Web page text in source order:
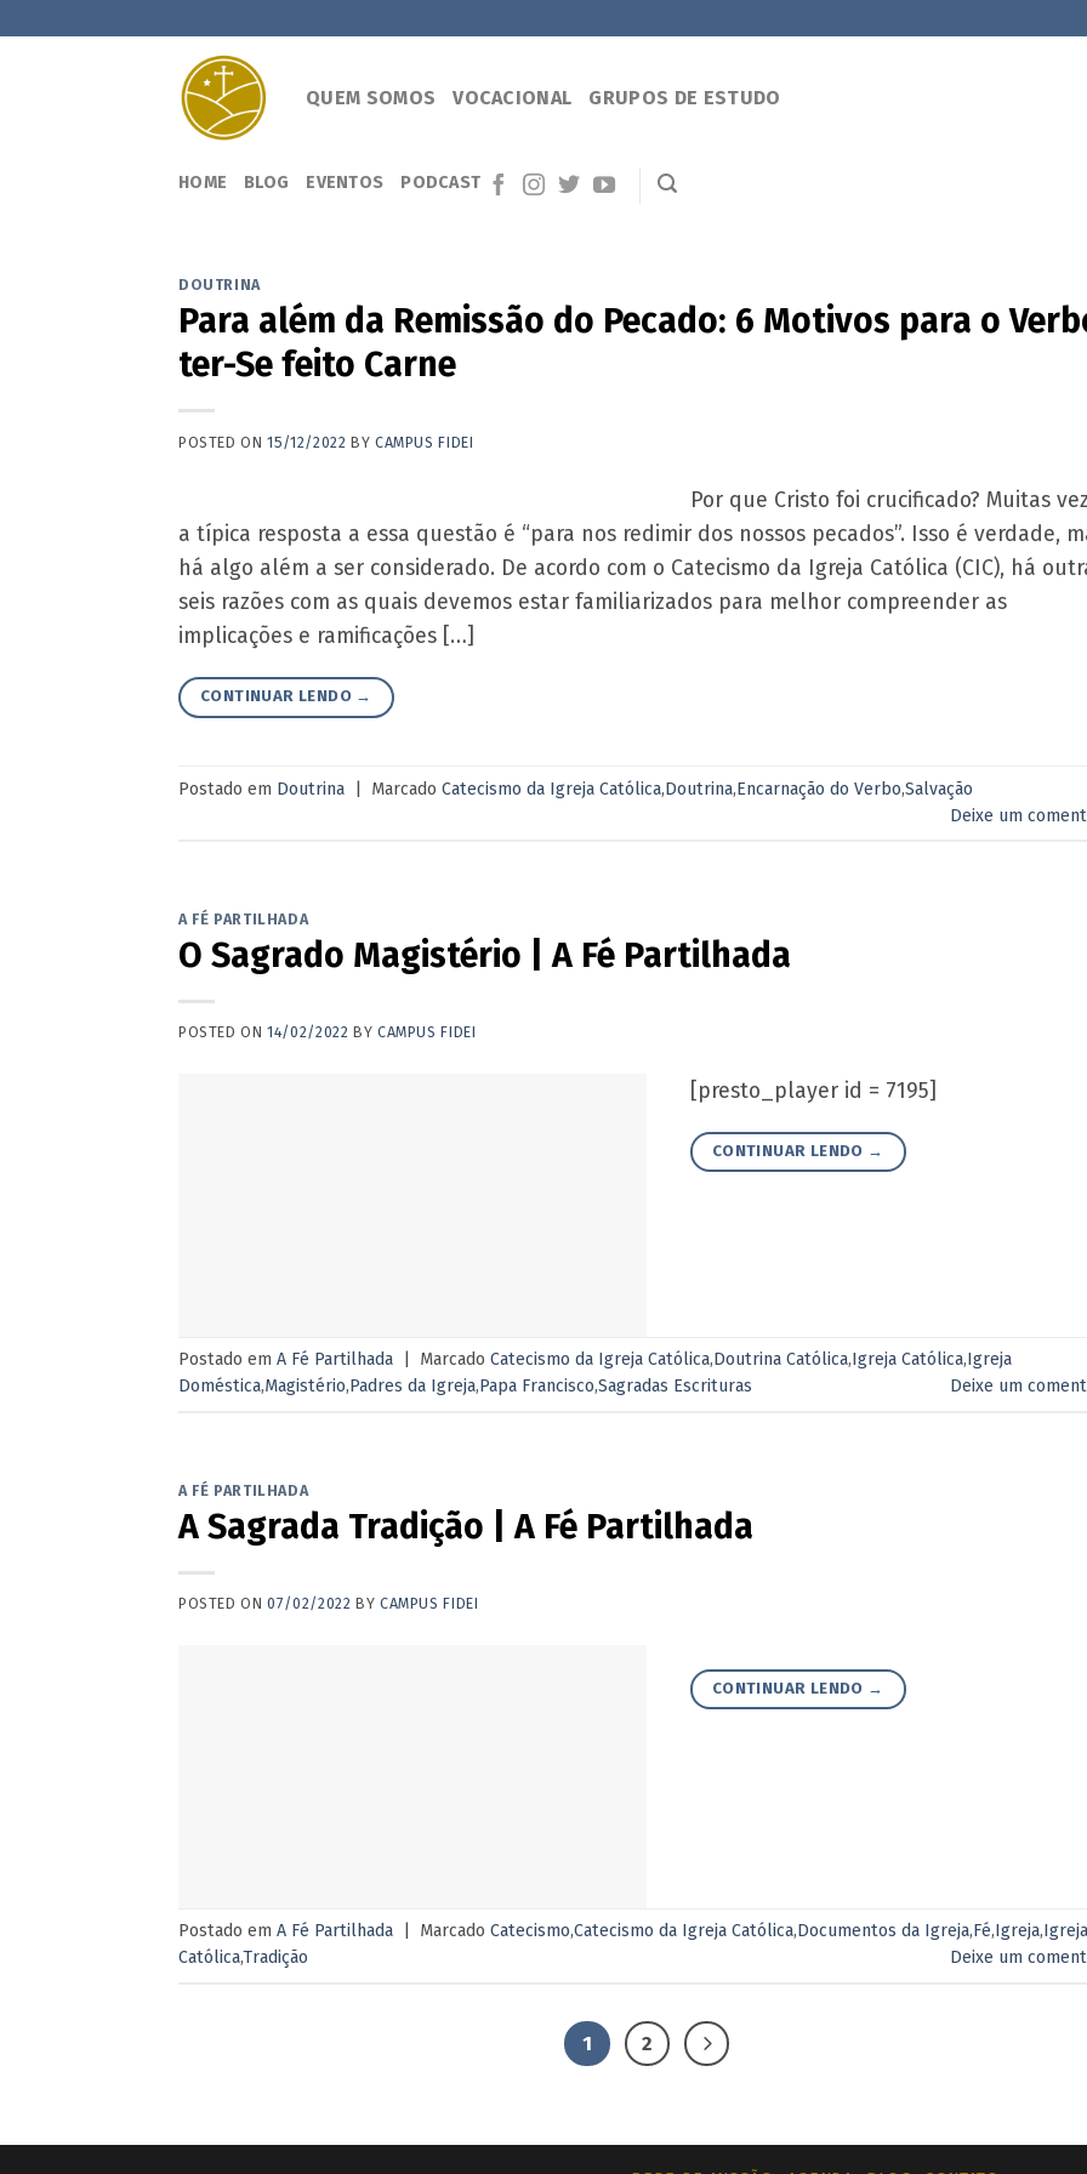
QUEM SOMOS VOCACIONAL GRUPOS DE ESTUDO
HOME BLOG EVENTOS PODCAST
DOUTRINA
Para além da Remissão do Pecado: 6 Motivos para o
ter-Se feito Carne
POSTED ON15/12/2022 BY CAMPUS FIDEI
Por que Cristo foi crucificado? Muitas
a típica resposta a essa questão é “para nos redimir dos nossos pecados”. Isso é verdade,
há algo além a ser considerado. De acordo com o Catecismo da Igreja Católica (CIC), há
seis razões com as quais devemos estar familiarizados para melhor compreender as
implicações e ramificações […]
CONTINUAR LENDO →
Postado em Doutrina Marcado Catecismo da Igreja Católica,Doutrina,Encarnação do Verbo,Salvação
Deixe um
A FÉ PARTILHADA
O Sagrado Magistério | A Fé Partilhada
POSTED ON14/02/2022 BY CAMPUS FIDEI
[presto_player id = 7195]
CONTINUAR LENDO →
Postado em A Fé Partilhada Marcado Catecismo da Igreja Católica,Doutrina Católica,Igreja Católica,Igreja
Doméstica,Magistério,Padres da Igreja,Papa Francisco,Sagradas Escrituras Deixe um
A FÉ PARTILHADA
A Sagrada Tradição | A Fé Partilhada
POSTED ON07/02/2022 BY CAMPUS FIDEI
CONTINUAR LENDO →
Postado em A Fé Partilhada Marcado Catecismo,Catecismo da Igreja Católica,Documentos da Igreja,Fé,Igreja,Igreja
Católica,Tradição Deixe um
1 2